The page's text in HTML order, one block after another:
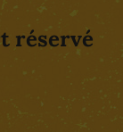
réservé